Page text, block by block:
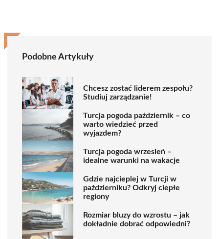
Podobne Artykuły
Chcesz zostać liderem zespołu?
Studiuj zarządzanie!
Turcja pogoda październik – co
warto wiedzieć przed
wyjazdem?
Turcja pogoda wrzesień –
idealne warunki na wakacje
Gdzie najcieplej w Turcji w
październiku? Odkryj ciepłe
regiony
Rozmiar bluzy do wzrostu – jak
dokładnie dobrać odpowiedni?